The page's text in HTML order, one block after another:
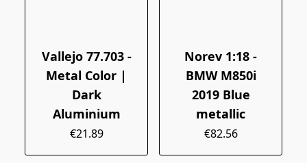
Vallejo 77.703 -
Metal Color |
Dark
Aluminium
€21.89
Norev 1:18 -
BMW M850i
2019 Blue
metallic
€82.56